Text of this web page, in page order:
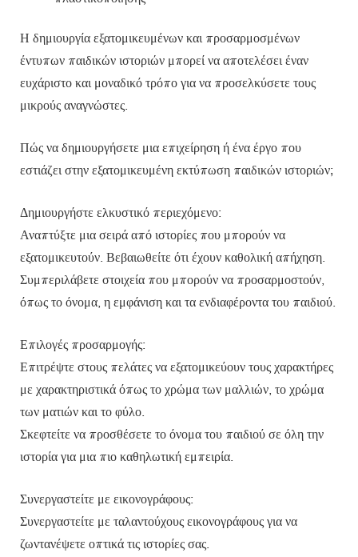
Η δημιουργία εξατομικευμένων και προσαρμοσμένων
έντυπων παιδικών ιστοριών μπορεί να αποτελέσει έναν
ευχάριστο και μοναδικό τρόπο για να προσελκύσετε τους
μικρούς αναγνώστες.
Πώς να δημιουργήσετε μια επιχείρηση ή ένα έργο που
εστιάζει στην εξατομικευμένη εκτύπωση παιδικών ιστοριών;
Δημιουργήστε ελκυστικό περιεχόμενο:
Αναπτύξτε μια σειρά από ιστορίες που μπορούν να
εξατομικευτούν. Βεβαιωθείτε ότι έχουν καθολική απήχηση.
Συμπεριλάβετε στοιχεία που μπορούν να προσαρμοστούν,
όπως το όνομα, η εμφάνιση και τα ενδιαφέροντα του παιδιού.
Επιλογές προσαρμογής:
Επιτρέψτε στους πελάτες να εξατομικεύουν τους χαρακτήρες
με χαρακτηριστικά όπως το χρώμα των μαλλιών, το χρώμα
των ματιών και το φύλο.
Σκεφτείτε να προσθέσετε το όνομα του παιδιού σε όλη την
ιστορία για μια πιο καθηλωτική εμπειρία.
Συνεργαστείτε με εικονογράφους:
Συνεργαστείτε με ταλαντούχους εικονογράφους για να
ζωντανέψετε οπτικά τις ιστορίες σας.